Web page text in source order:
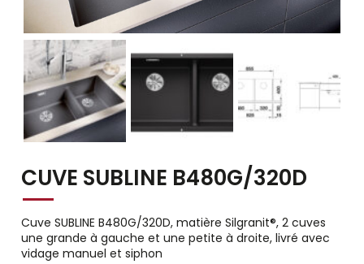
CUVE SUBLINE B480G/320D
Cuve SUBLINE B480G/320D, matière Silgranit®, 2 cuves
une grande à gauche et une petite à droite, livré avec
vidage manuel et siphon